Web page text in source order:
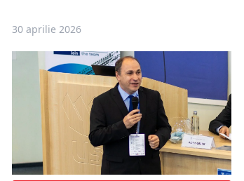
30 aprilie 2026